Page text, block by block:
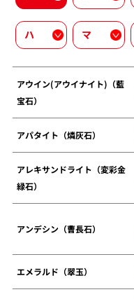
ハ マ
アウイン(アウイナイト)（藍
宝石）
アパタイト（燐灰石）
アレキサンドライト（変彩金
緑石）
アンデシン（曹長石）
エメラルド（翠玉）